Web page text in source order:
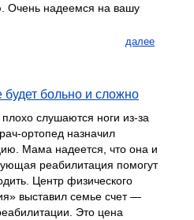
Очень надеемся на вашу
далее
больно и сложно
слушаются ноги из-за
ортопед назначил
Мама надеется, что она и
реабилитация помогут
Центр физического
выставил семье счет —
Это цена